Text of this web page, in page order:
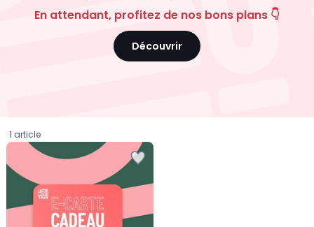
En attendant, profitez de nos bons plans 👇
Découvrir
1 article